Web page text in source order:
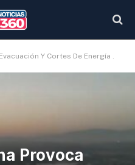
Y Cortes De Energía .
Provoca